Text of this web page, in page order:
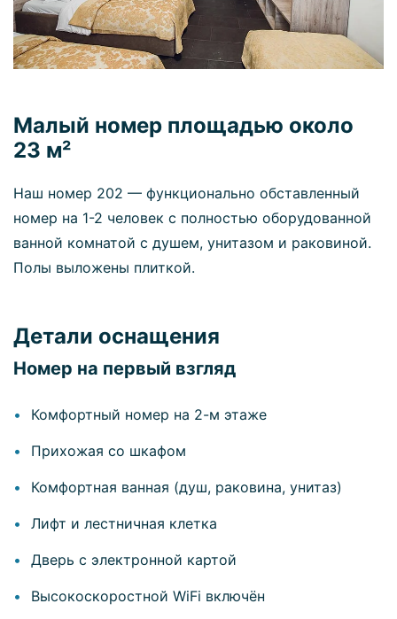
Малый номер площадью около
23 м²
Наш номер 202 — функционально обставленный
номер на 1-2 человек с полностью оборудованной
ванной комнатой с душем, унитазом и раковиной.
Полы выложены плиткой.
Детали оснащения
Номер на первый взгляд
Комфортный номер на 2-м этаже
Прихожая со шкафом
Комфортная ванная (душ, раковина, унитаз)
Лифт и лестничная клетка
Дверь с электронной картой
Высокоскоростной WiFi включён